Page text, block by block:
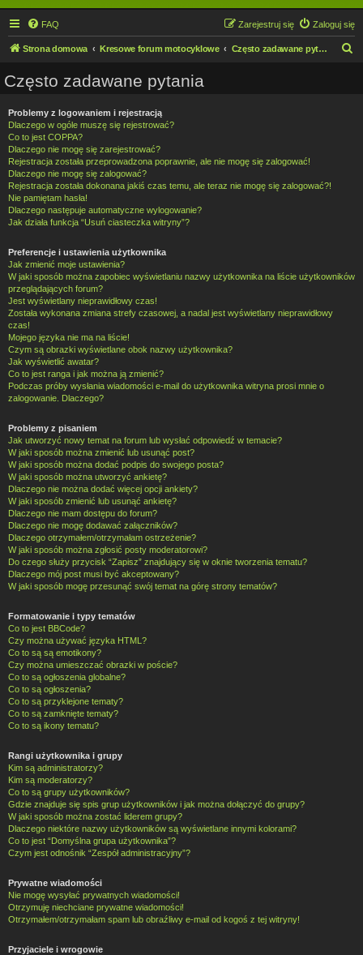
FAQ Zaloguj się
Zarejestruj się
Strona domowa Kresowe forum motocyklowe Często zadawane pytania
Często zadawane pytania
Problemy z logowaniem i rejestracją
Dlaczego w ogóle muszę się rejestrować?
Co to jest COPPA?
Dlaczego nie mogę się zarejestrować?
Rejestracja została przeprowadzona poprawnie, ale nie mogę się zalogować!
Dlaczego nie mogę się zalogować?
Rejestracja została dokonana jakiś czas temu, ale teraz nie mogę się zalogować?!
Nie pamiętam hasła!
Dlaczego następuje automatyczne wylogowanie?
Jak działa funkcja “Usuń ciasteczka witryny”?
Preferencje i ustawienia użytkownika
Jak zmienić moje ustawienia?
W jaki sposób można zapobiec wyświetlaniu nazwy użytkownika na liście użytkowników
przeglądających forum?
Jest wyświetlany nieprawidłowy czas!
Została wykonana zmiana strefy czasowej, a nadal jest wyświetlany nieprawidłowy
czas!
Mojego języka nie ma na liście!
Czym są obrazki wyświetlane obok nazwy użytkownika?
Jak wyświetlić awatar?
Co to jest ranga i jak można ją zmienić?
Podczas próby wysłania wiadomości e-mail do użytkownika witryna prosi mnie o
zalogowanie. Dlaczego?
Problemy z pisaniem
Jak utworzyć nowy temat na forum lub wysłać odpowiedź w temacie?
W jaki sposób można zmienić lub usunąć post?
W jaki sposób można dodać podpis do swojego posta?
W jaki sposób można utworzyć ankietę?
Dlaczego nie można dodać więcej opcji ankiety?
W jaki sposób zmienić lub usunąć ankietę?
Dlaczego nie mam dostępu do forum?
Dlaczego nie mogę dodawać załączników?
Dlaczego otrzymałem/otrzymałam ostrzeżenie?
W jaki sposób można zgłosić posty moderatorowi?
Do czego służy przycisk “Zapisz” znajdujący się w oknie tworzenia tematu?
Dlaczego mój post musi być akceptowany?
W jaki sposób mogę przesunąć swój temat na górę strony tematów?
Formatowanie i typy tematów
Co to jest BBCode?
Czy można używać języka HTML?
Co to są są emotikony?
Czy można umieszczać obrazki w poście?
Co to są ogłoszenia globalne?
Co to są ogłoszenia?
Co to są przyklejone tematy?
Co to są zamknięte tematy?
Co to są ikony tematu?
Rangi użytkownika i grupy
Kim są administratorzy?
Kim są moderatorzy?
Co to są grupy użytkowników?
Gdzie znajduje się spis grup użytkowników i jak można dołączyć do grupy?
W jaki sposób można zostać liderem grupy?
Dlaczego niektóre nazwy użytkowników są wyświetlane innymi kolorami?
Co to jest “Domyślna grupa użytkownika”?
Czym jest odnośnik “Zespół administracyjny”?
Prywatne wiadomości
Nie mogę wysyłać prywatnych wiadomości!
Otrzymuję niechciane prywatne wiadomości!
Otrzymałem/otrzymałam spam lub obraźliwy e-mail od kogoś z tej witryny!
Przyjaciele i wrogowie